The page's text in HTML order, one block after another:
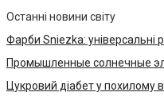
Останні новини світу
Фарби Sniezka: універсальні
Промышленные солнечные
Цукровий діабет у похилому